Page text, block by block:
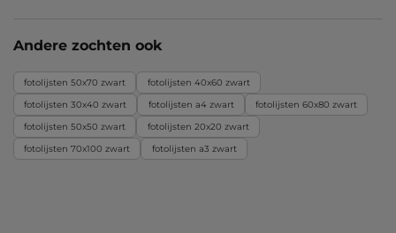
Andere zochten ook
fotolijsten 50x70 zwart
fotolijsten 40x60 zwart
fotolijsten 30x40 zwart
fotolijsten a4 zwart
fotolijsten 60x80 zwart
fotolijsten 50x50 zwart
fotolijsten 20x20 zwart
fotolijsten 70x100 zwart
fotolijsten a3 zwart